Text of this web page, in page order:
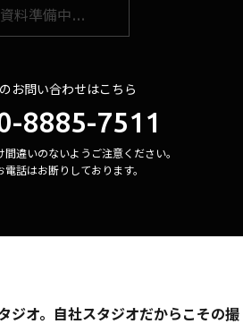
資料準備中…
お問い合わせはこちら
8885-7511
違いのないようご注意ください。
話はお断りしております。
ジオ。自社スタジオだからこその撮